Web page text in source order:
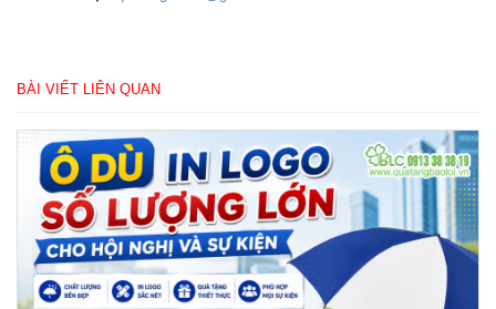
BÀI VIẾT LIÊN QUAN